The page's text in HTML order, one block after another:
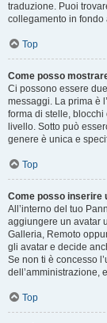
traduzione. Puoi
collegamento in
Top
Come posso
Ci possono essere
messaggi. La prima è
forma di stelle,
livello. Sotto può
genere è unica e
Top
Come posso inserire
All’interno del tuo
aggiungere un avatar
Galleria, Remoto
gli avatar e decide
Se non ti è concesso
dell’amministrazione,
Top